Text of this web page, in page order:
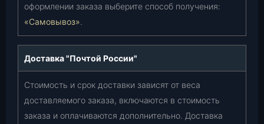
оформлении заказа выберите способ получения:
«Самовывоз».
Доставка "Почтой России"
Стоимость и срок доставки зависят от веса
доставляемого заказа, включаются в стоимость
заказа и оплачиваются дополнительно. Доставка